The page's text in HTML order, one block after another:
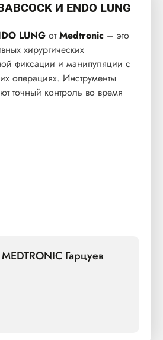
И ENDO LUNG
LUNG отMedtronic – это
хирургических
фиксации и манипуляции с
операциях. Инструменты
точный контроль во время
Гарцуев